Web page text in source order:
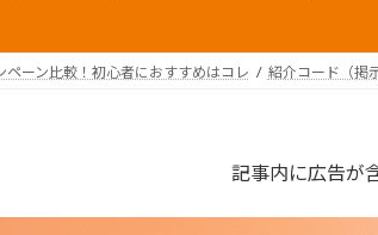
ペーン比較！初心者におすすめはコレ 紹介コード（掲
記事内に広告が